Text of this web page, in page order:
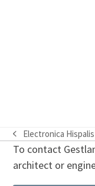
previous
post:
Electronica Hispalis
To contact
architect or